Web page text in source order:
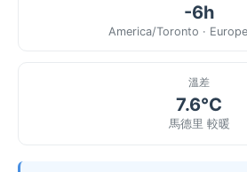
-6h
America/Toronto ·
溫差
7.6°C
馬德里 較暖